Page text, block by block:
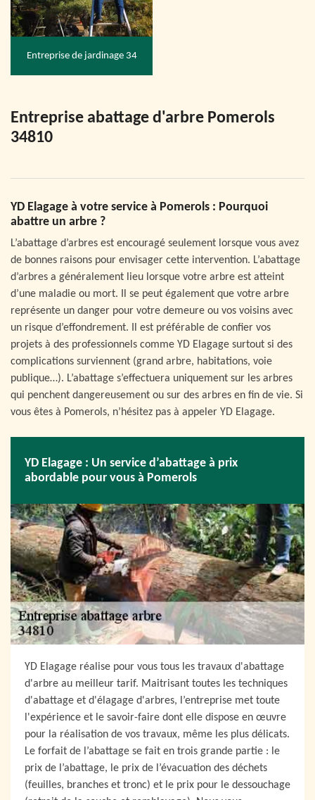
Entreprise de jardinage 34
Entreprise abattage d'arbre Pomerols
34810
YD Elagage à votre service à Pomerols : Pourquoi
abattre un arbre ?
L’abattage d’arbres est encouragé seulement lorsque vous avez
de bonnes raisons pour envisager cette intervention. L’abattage
d’arbres a généralement lieu lorsque votre arbre est atteint
d’une maladie ou mort. Il se peut également que votre arbre
représente un danger pour votre demeure ou vos voisins avec
un risque d’effondrement. Il est préférable de confier vos
projets à des professionnels comme YD Elagage surtout si des
complications surviennent (grand arbre, habitations, voie
publique…). L’abattage s’effectuera uniquement sur les arbres
qui penchent dangereusement ou sur des arbres en fin de vie. Si
vous êtes à Pomerols, n’hésitez pas à appeler YD Elagage.
YD Elagage : Un service d’abattage à prix
abordable pour vous à Pomerols
YD Elagage réalise pour vous tous les travaux d'abattage
d'arbre au meilleur tarif. Maitrisant toutes les techniques
d'abattage et d'élagage d'arbres, l’entreprise met toute
l'expérience et le savoir-faire dont elle dispose en œuvre
pour la réalisation de vos travaux, même les plus délicats.
Le forfait de l’abattage se fait en trois grande partie : le
prix de l’abattage, le prix de l’évacuation des déchets
(feuilles, branches et tronc) et le prix pour le dessouchage